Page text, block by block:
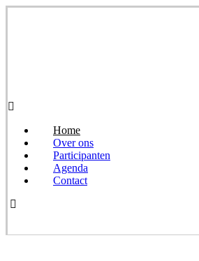
Home
Over ons
Participanten
Agenda
Contact